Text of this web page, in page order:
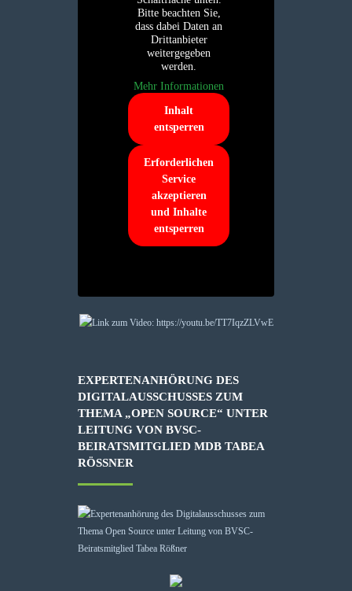
Bitte beachten Sie,
dass dabei Daten an
Drittanbieter
weitergegeben
werden.
Mehr Informationen
Inhalt
entsperren
Erforderlichen
Service
akzeptieren
und Inhalte
entsperren
EXPERTENANHÖRUNG DES
DIGITALAUSSCHUSSES ZUM
THEMA „OPEN SOURCE“ UNTER
LEITUNG VON BVSC-
BEIRATSMITGLIED MDB TABEA
RÖSSNER